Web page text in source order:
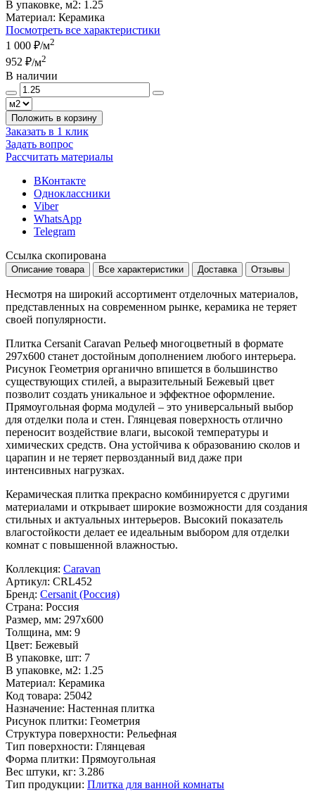
В упаковке, м2: 1.25
Материал: Керамика
Посмотреть все характеристики
1 000 ₽/м2
952 ₽/м2
В наличии
Положить в корзину
Заказать в 1 клик
Задать вопрос
Рассчитать материалы
ВКонтакте
Одноклассники
Viber
WhatsApp
Telegram
Ссылка скопирована
Описание товара Все характеристики Доставка Отзывы
Несмотря на широкий ассортимент отделочных материалов,
представленных на современном рынке, керамика не теряет
своей популярности.
Плитка Cersanit Caravan Рельеф многоцветный в формате
297x600 станет достойным дополнением любого интерьера.
Рисунок Геометрия органично впишется в большинство
существующих стилей, а выразительный Бежевый цвет
позволит создать уникальное и эффектное оформление.
Прямоугольная форма модулей – это универсальный выбор
для отделки пола и стен. Глянцевая поверхность отлично
переносит воздействие влаги, высокой температуры и
химических средств. Она устойчива к образованию сколов и
царапин и не теряет первозданный вид даже при
интенсивных нагрузках.
Керамическая плитка прекрасно комбинируется с другими
материалами и открывает широкие возможности для создания
стильных и актуальных интерьеров. Высокий показатель
влагостойкости делает ее идеальным выбором для отделки
комнат с повышенной влажностью.
Коллекция: Caravan
Артикул: CRL452
Бренд: Cersanit (Россия)
Страна: Россия
Размер, мм: 297x600
Толщина, мм: 9
Цвет: Бежевый
В упаковке, шт: 7
В упаковке, м2: 1.25
Материал: Керамика
Код товара: 25042
Назначение: Настенная плитка
Рисунок плитки: Геометрия
Структура поверхности: Рельефная
Тип поверхности: Глянцевая
Форма плитки: Прямоугольная
Вес штуки, кг: 3.286
Тип продукции: Плитка для ванной комнаты